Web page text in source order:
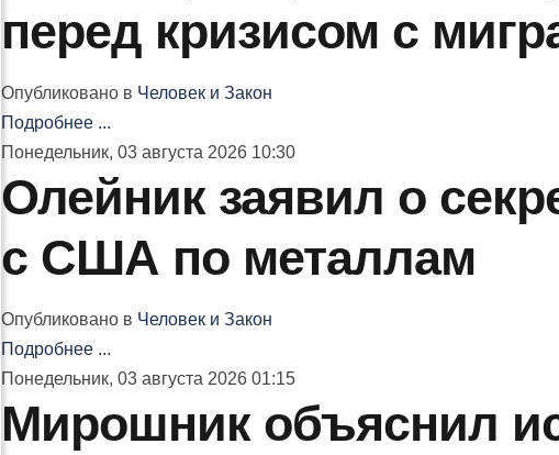
перед кризисом с
Опубликовано в Человек и Закон
Подробнее ...
Понедельник, 03 августа 2026 10:30
Олейник заявил о
с США по металлам
Опубликовано в Человек и Закон
Подробнее ...
Понедельник, 03 августа 2026 01:15
Мирошник объяснил